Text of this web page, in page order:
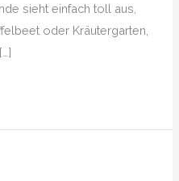
sieht einfach toll aus,
oder Kräutergarten,